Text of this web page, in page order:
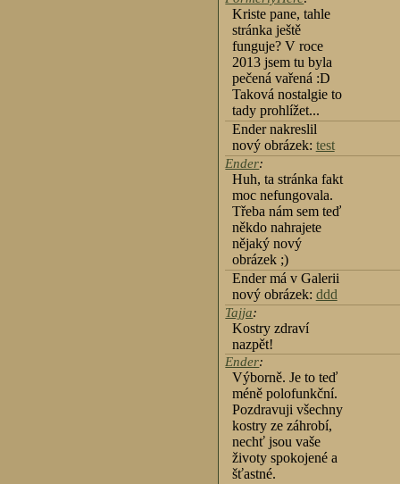
Kriste pane, tahle
stránka ještě
funguje? V roce
2013 jsem tu byla
pečená vařená :D
Taková nostalgie to
tady prohlížet...
Ender nakreslil
nový obrázek: test
Ender:
Huh, ta stránka fakt
moc nefungovala.
Třeba nám sem teď
někdo nahrajete
nějaký nový
obrázek ;)
Ender má v Galerii
nový obrázek: ddd
Tajja:
Kostry zdraví
nazpět!
Ender:
Výborně. Je to teď
méně polofunkční.
Pozdravuji všechny
kostry ze záhrobí,
nechť jsou vaše
životy spokojené a
šťastné.